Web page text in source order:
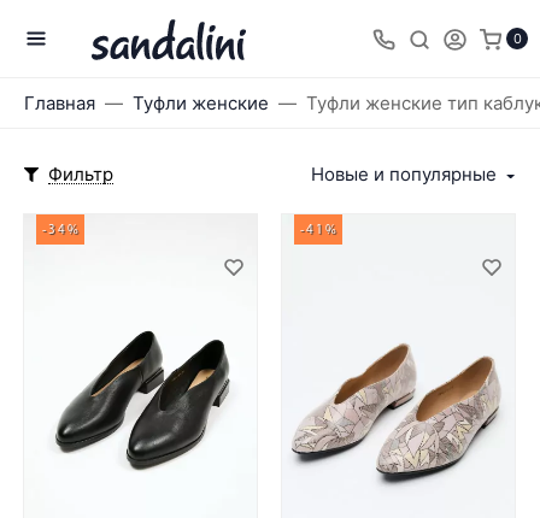
0
Главная Туфли женские Туфли женские тип
Фильтр Новые и популярные
-34% -41%